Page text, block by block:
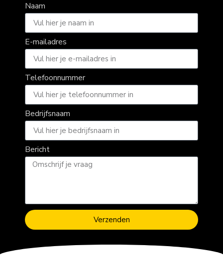
Naam
E-mailadres
Telefoonnummer
Bedrijfsnaam
Bericht
Verzenden